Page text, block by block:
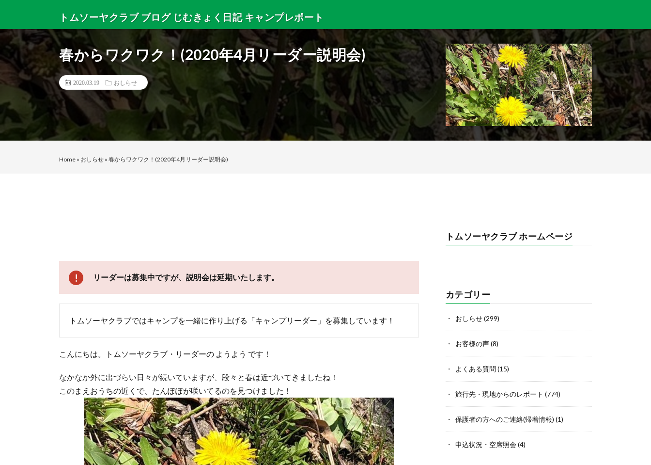
トムソーヤクラブ ブログ じむきょく日記 キャンプレポート
トムソーヤクラブからニュースと日々のサマーキャンプ・サマースクールの出来事などを紹介します。
春からワクワク！(2020年4月リーダー説明会)
2020.03.19 おしらせ
Home » おしらせ » 春からワクワク！(2020年4月リーダー説明会)
リーダーは募集中ですが、説明会は延期いたします。
トムソーヤクラブではキャンプを一緒に作り上げる「キャンプリーダー」を募集しています！
こんにちは。トムソーヤクラブ・リーダーの ようよう です！
なかなか外に出づらい日々が続いていますが、段々と春は近づいてきましたね！
このまえおうちの近くで、たんぽぽが咲いてるのを見つけました！
トムソーヤクラブ ホームページ
カテゴリー
おしらせ(299)
お客様の声(8)
よくある質問 (15)
旅行先・現地からのレポート (774)
保護者の方へのご連絡(帰着情報) (1)
申込状況・空席照会(4)